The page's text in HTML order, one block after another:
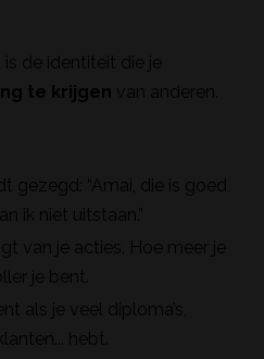
is de identiteit die je
te krijgen van anderen.
gezegd: “Amai, die is goed
ik niet uitstaan.”
van je acties. Hoe meer je
je bent.
als je veel diploma’s,
hebt.